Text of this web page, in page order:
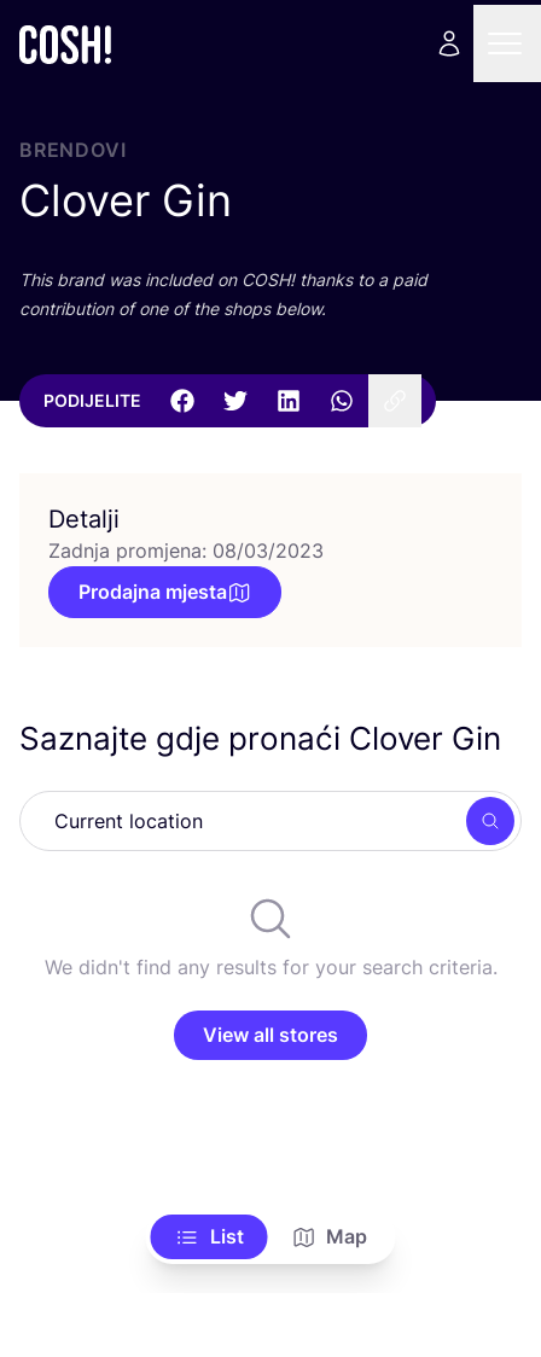
BRENDOVI
Clover Gin
This brand was inclu­ded on COSH! than­ks to a paid
con­tri­bu­ti­on of one of the shops below.
PODIJELITE
Detalji
Zadnja promjena: 08/03/2023
Prodajna mjesta
Saznajte gdje pronaći Clover Gin
We didn't find any results for your search criteria.
View all stores
List Map